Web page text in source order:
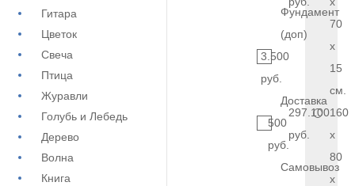
Гитара
Цветок
Свеча
Птица
Журавли
Голубь и Лебедь
Дерево
Волна
Книга
Фундамент
(доп)
3.500
руб.
Доставка
500
руб.
Самовывоз
70
x
15
см.
297.100
руб.
160
x
80
x